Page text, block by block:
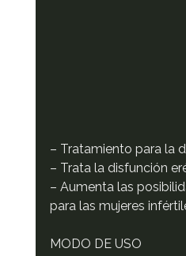
– Tratamiento para la
– Trata la disfunción
– Aumenta las
para las mujeres
MODO DE USO